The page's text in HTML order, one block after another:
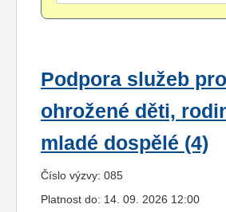
Podpora služeb pro
ohrožené děti,
mladé dospělé (4)
Číslo výzvy: 085
Platnost do: 14. 09. 2026 12:00